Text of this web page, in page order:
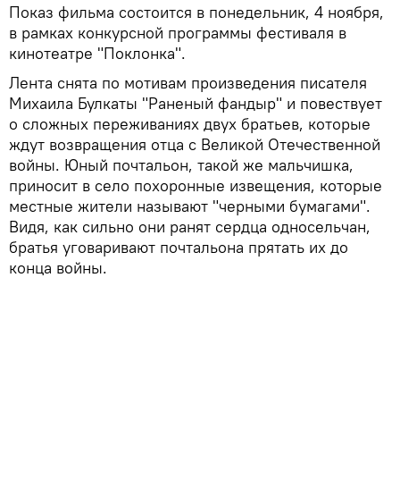
Показ фильма состоится в понедельник, 4 ноября,
в рамках конкурсной программы фестиваля в
кинотеатре "Поклонка".
Лента снята по мотивам произведения писателя
Михаила Булкаты "Раненый фандыр" и повествует
о сложных переживаниях двух братьев, которые
ждут возвращения отца с Великой Отечественной
войны. Юный почтальон, такой же мальчишка,
приносит в село похоронные извещения, которые
местные жители называют "черными бумагами".
Видя, как сильно они ранят сердца односельчан,
братья уговаривают почтальона прятать их до
конца войны.